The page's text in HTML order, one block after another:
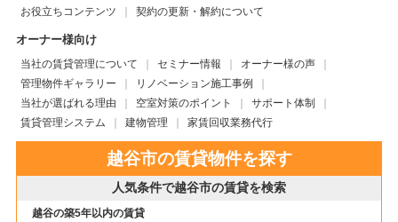
お役立ちコンテンツ
契約の更新・解約について
オーナー様向け
当社の賃貸管理について セミナー情報
オーナー様の声
管理物件ギャラリー
リノベーション施工事例
当社が選ばれる理由
空室対策のポイント
サポート体制
賃貸管理システム
建物管理 家賃回収業務代行
越谷市の賃貸物件を探す
人気条件で越谷市の賃貸を検索
越谷の築5年以内の賃貸